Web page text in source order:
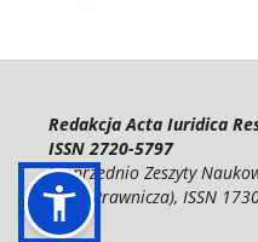
Redakcja Acta Iuridica
ISSN 2720-5797
(poprzednio Zeszyty
Seria Prawnicza), ISSN